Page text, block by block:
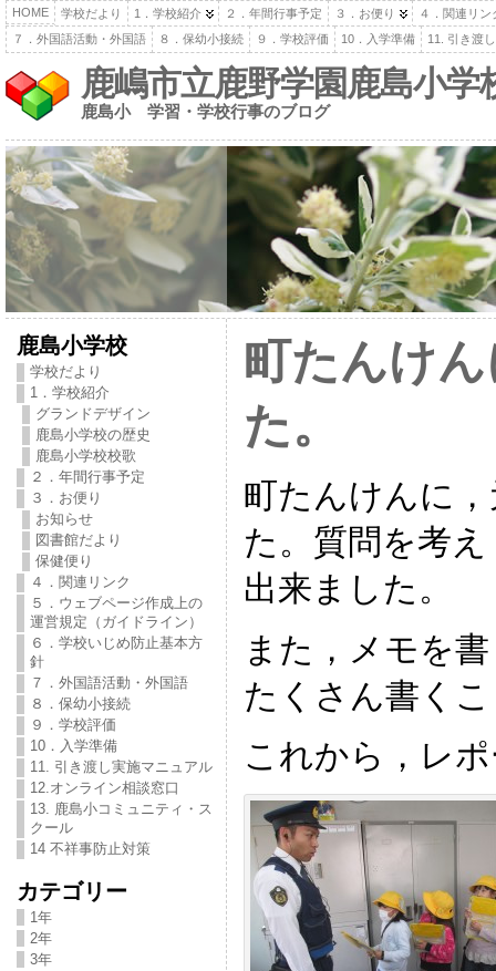
HOME 学校だより 1．学校紹介 ２．年間行事予定 ３．お便り
４．関連リン
７．外国語活動・外国語
８．保幼小接続 ９．学校評価 10．入学準備 11. 引き渡
鹿嶋市立鹿野学園鹿島小学
鹿島小 学習・学校行事のブログ
鹿島小学校
学校だより
1．学校紹介
グランドデザイン
鹿島小学校の歴史
鹿島小学校校歌
２．年間行事予定
３．お便り
お知らせ
図書館だより
保健便り
４．関連リンク
５．ウェブページ作成上の
運営規定（ガイドライン）
６．学校いじめ防止基本方
針
７．外国語活動・外国語
８．保幼小接続
９．学校評価
10．入学準備
11. 引き渡し実施マニュアル
12.オンライン相談窓口
13. 鹿島小コミュニティ・ス
クール
14 不祥事防止対策
カテゴリー
1年
2年
3年
町たんけ
た。
町たんけんに
た。質問を考
出来ました。
また，メモを
たくさん書く
これから，レ